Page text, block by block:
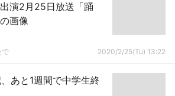
演2月25日放送「踊
画像
で 2020/2/25(Tu) 13:22
あと1週間で中学生終